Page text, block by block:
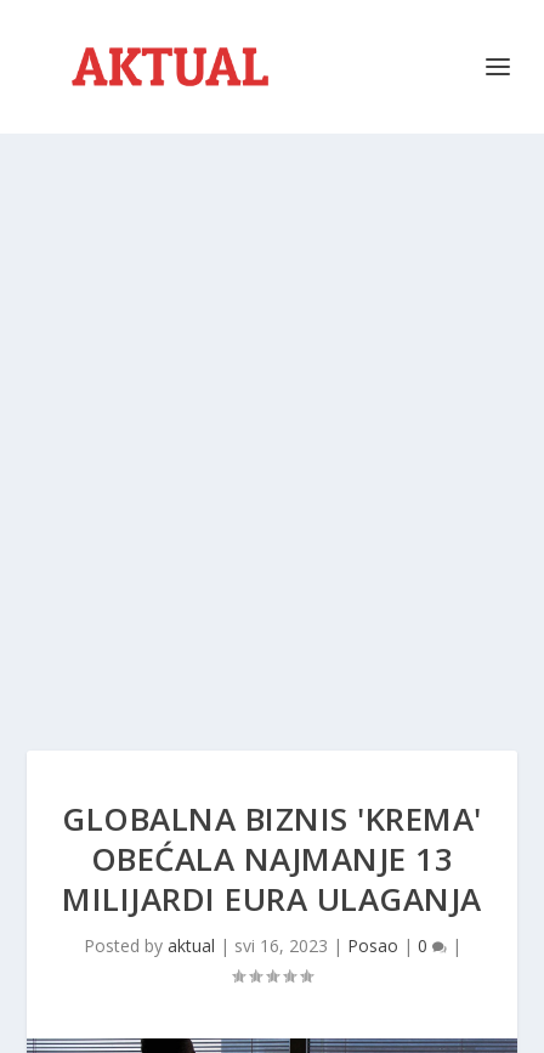
GLOBALNA BIZNIS 'KREMA'
OBEĆALA NAJMANJE 13
MILIJARDI EURA ULAGANJA
Posted by aktual | svi 16, 2023 | Posao | 0 |